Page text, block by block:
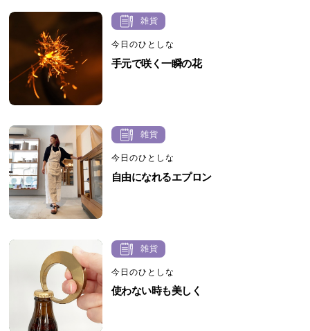
雑貨
今日のひとしな
手元で咲く一瞬の花
雑貨
今日のひとしな
自由になれるエプロン
雑貨
今日のひとしな
使わない時も美しく